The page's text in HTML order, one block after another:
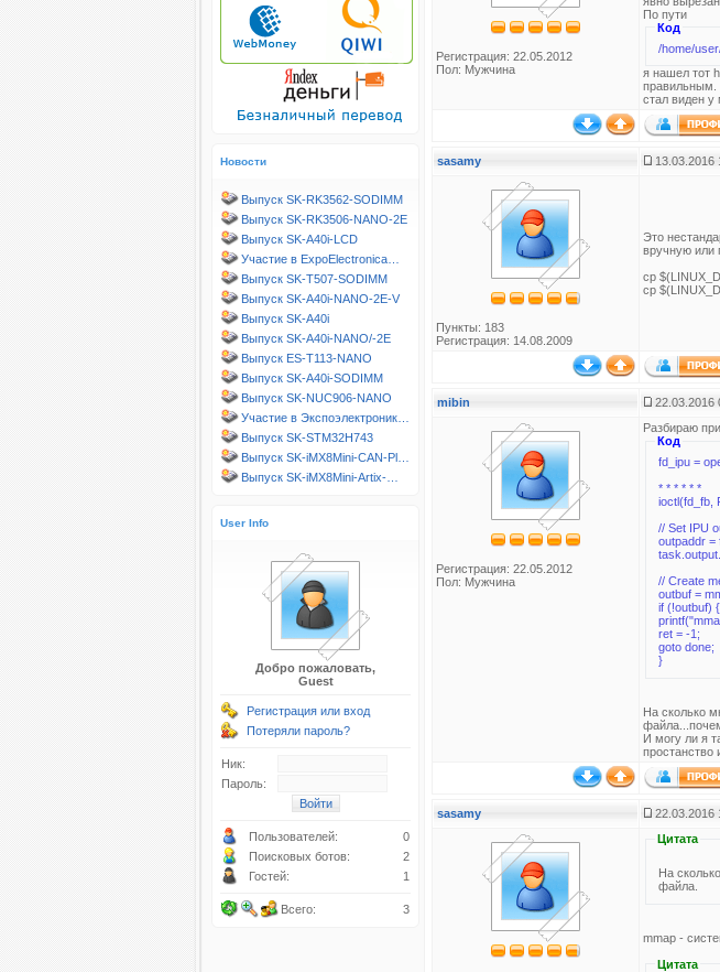
Новости
Выпуск SK-RK3562-SODIMM
Выпуск SK-RK3506-NANO-2E
Выпуск SK-A40i-LCD
Участие в ExpoElectronica…
Выпуск SK-T507-SODIMM
Выпуск SK-A40i-NANO-2E-V
Выпуск SK-A40i
Выпуск SK-A40i-NANO/-2E
Выпуск ES-T113-NANO
Выпуск SK-A40i-SODIMM
Выпуск SK-NUC906-NANO
Участие в Экспоэлектроник…
Выпуск SK-STM32H743
Выпуск SK-iMX8Mini-CAN-Pl…
Выпуск SK-iMX8Mini-Artix-…
User Info
Добро пожаловать,
Guest
Регистрация или вход
Потеряли пароль?
Ник:
Пароль:
Пользователей:
0
Поисковых ботов:
2
Гостей:
1
Всего: 3
Регистрация: 22.05.2012
Пол: Мужчина
По пути
Код
/home/
я нашел тот
правильным.
стал виден у
sasamy 13.03.2016
Пункты: 183
Регистрация: 14.08.2009
Это
вручную или
cp
cp
mibin 22.03.2016
Регистрация: 22.05.2012
Пол: Мужчина
Разбираю
Код
fd_ipu =
* * * * * *
ioctl(fd_fb,
// Set IPU
outpaddr =
// Create
outbuf =
if (!outbuf) {
ret = -1;
goto done;
}
На сколько
И могу ли я
простанство
sasamy 22.03.2016
Цитата
На
файла.
mmap -
Цитата